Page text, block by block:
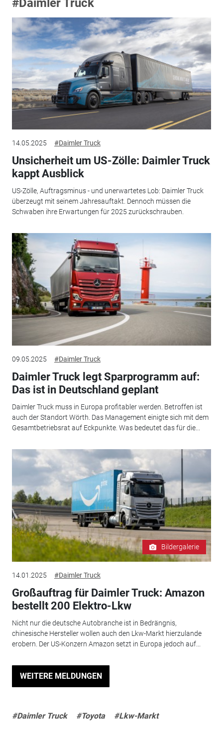
14.05.2025 #Daimler Truck
Unsicherheit um US-Zölle: Daimler Truck
kappt Ausblick
US-Zölle, Auftragsminus - und unerwartetes Lob: Daimler Truck
überzeugt mit seinem Jahresauftakt. Dennoch müssen die
Schwaben ihre Erwartungen für 2025 zurückschrauben.
09.05.2025 #Daimler Truck
Daimler Truck legt Sparprogramm auf:
Das ist in Deutschland geplant
Daimler Truck muss in Europa profitabler werden. Betroffen ist
auch der Standort Wörth. Das Management einigte sich mit dem
Gesamtbetriebsrat auf Eckpunkte. Was bedeutet das für die...
Bildergalerie
14.01.2025 #Daimler Truck
Großauftrag für Daimler Truck: Amazon
bestellt 200 Elektro-Lkw
Nicht nur die deutsche Autobranche ist in Bedrängnis,
chinesische Hersteller wollen auch den Lkw-Markt hierzulande
erobern. Der US-Konzern Amazon setzt in Europa jedoch auf...
WEITERE MELDUNGEN
#Daimler Truck #Toyota #Lkw-Markt